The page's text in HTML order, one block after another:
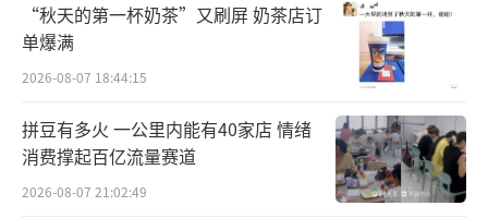
“秋天的第一杯奶茶”又刷屏 奶茶店订
单爆满
2026-08-07 18:44:15
拼豆有多火 一公里内能有40家店 情绪
消费撑起百亿流量赛道
2026-08-07 21:02:49